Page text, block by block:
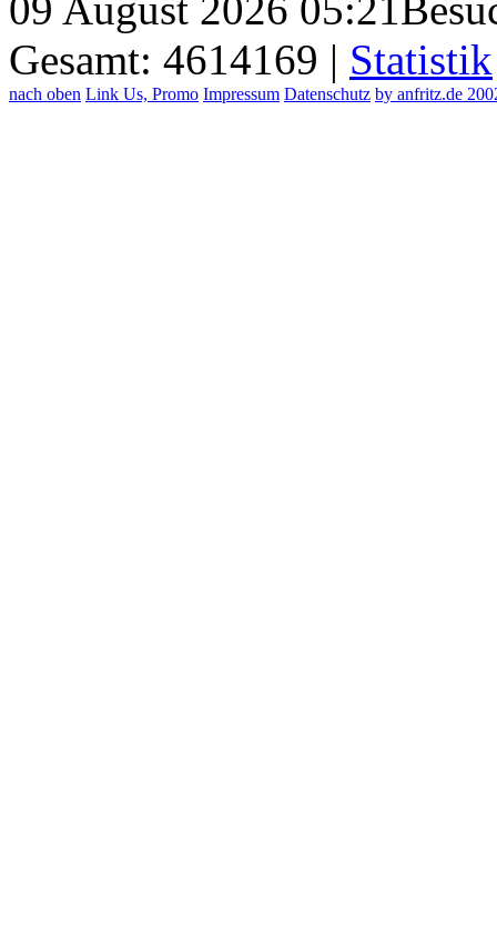
09 August 2026 05:21
Gesamt: 4614169 | Statistik
nach oben Link Us, Promo Impressum Datenschutz by anfritz.de